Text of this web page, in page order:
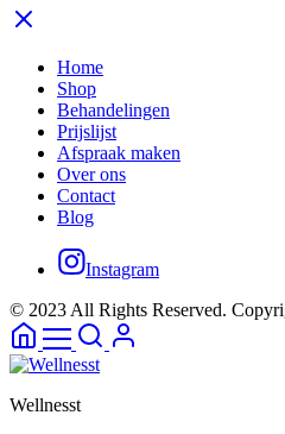
Home
Shop
Behandelingen
Prijslijst
Afspraak maken
Over ons
Contact
Blog
Instagram
© 2023 All Rights Reserved.
Wellnesst